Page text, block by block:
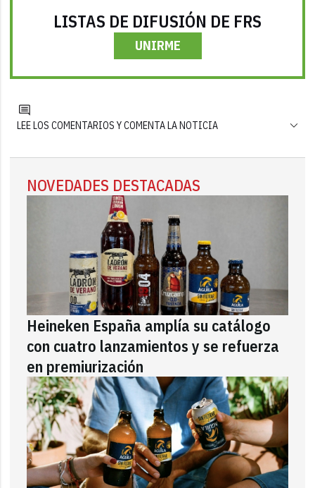
LISTAS DE DIFUSIÓN DE FRS
UNIRME
LEE LOS COMENTARIOS Y COMENTA LA NOTICIA
NOVEDADES DESTACADAS
Heineken España amplía su catálogo
con cuatro lanzamientos y se refuerza
en premiurización